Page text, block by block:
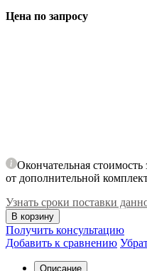
Цена по запросу
Окончательная стоимость
от дополнительной
Узнать сроки поставки
В корзину
Получить консультацию
Добавить к сравнению
Описание